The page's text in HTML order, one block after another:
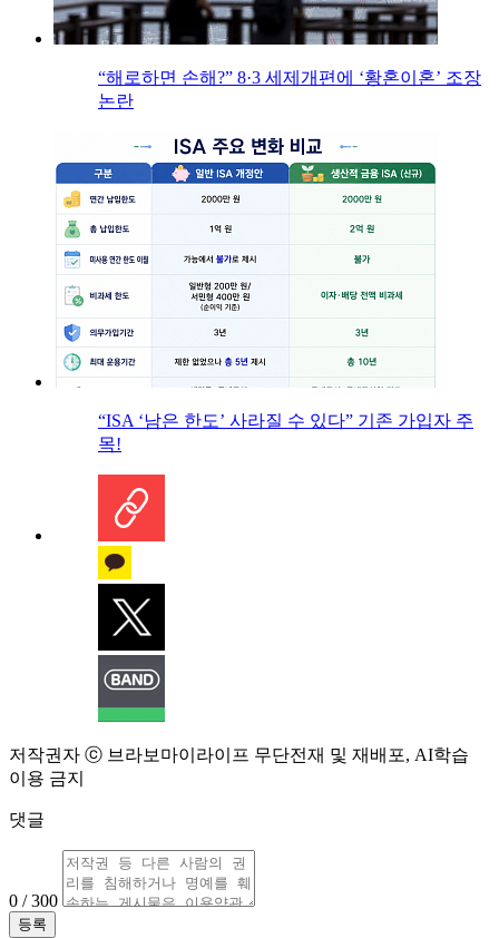
“해로하면 손해?” 8·3 세제개편에 ‘황혼이혼’ 조장
논란
“ISA ‘남은 한도’ 사라질 수 있다” 기존 가입자 주
목!
저작권자 ⓒ 브라보마이라이프 무단전재 및 재배포, AI학습
이용 금지
댓글
0 / 300